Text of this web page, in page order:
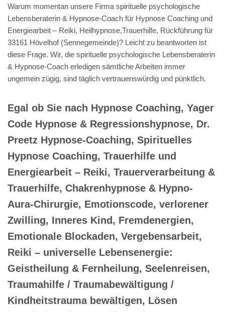
Warum momentan unsere Firma spirituelle psychologische
Lebensberaterin & Hypnose-Coach für Hypnose Coaching und
Energiearbeit – Reiki, Heilhypnose,Trauerhilfe, Rückführung für
33161 Hövelhof (Sennegemeinde)? Leicht zu beantworten ist
diese Frage. Wir, die spirituelle psychologische Lebensberaterin
& Hypnose-Coach erledigen sämtliche Arbeiten immer
ungemein zügig, sind täglich vertrauenswürdig und pünktlich.
Egal ob Sie nach Hypnose Coaching, Yager
Code Hypnose & Regressionshypnose, Dr.
Preetz Hypnose-Coaching, Spirituelles
Hypnose Coaching, Trauerhilfe und
Energiearbeit – Reiki, Trauerverarbeitung &
Trauerhilfe, Chakrenhypnose & Hypno-
Aura-Chirurgie, Emotionscode, verlorener
Zwilling, Inneres Kind, Fremdenergien,
Emotionale Blockaden, Vergebensarbeit,
Reiki – universelle Lebensenergie:
Geistheilung & Fernheilung, Seelenreisen,
Traumahilfe / Traumabewältigung /
Kindheitstrauma bewältigen, Lösen